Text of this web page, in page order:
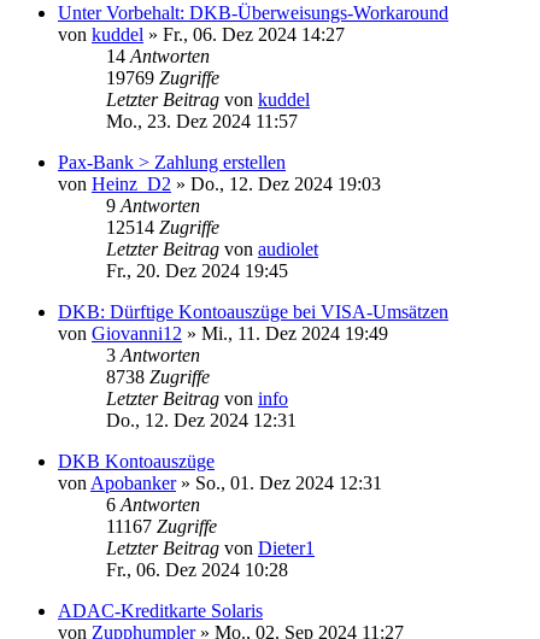
Unter Vorbehalt: DKB-Überweisungs-Workaround
von kuddel » Fr., 06. Dez 2024 14:27
14 Antworten
19769 Zugriffe
Letzter Beitrag von kuddel
Mo., 23. Dez 2024 11:57
Pax-Bank > Zahlung erstellen
von Heinz_D2 » Do., 12. Dez 2024 19:03
9 Antworten
12514 Zugriffe
Letzter Beitrag von audiolet
Fr., 20. Dez 2024 19:45
DKB: Dürftige Kontoauszüge bei VISA-Umsätzen
von Giovanni12 » Mi., 11. Dez 2024 19:49
3 Antworten
8738 Zugriffe
Letzter Beitrag von info
Do., 12. Dez 2024 12:31
DKB Kontoauszüge
von Apobanker» So., 01. Dez 2024 12:31
6 Antworten
11167 Zugriffe
Letzter Beitrag von Dieter1
Fr., 06. Dez 2024 10:28
ADAC-Kreditkarte Solaris
von Zupphumpler» Mo., 02. Sep 2024 11:27